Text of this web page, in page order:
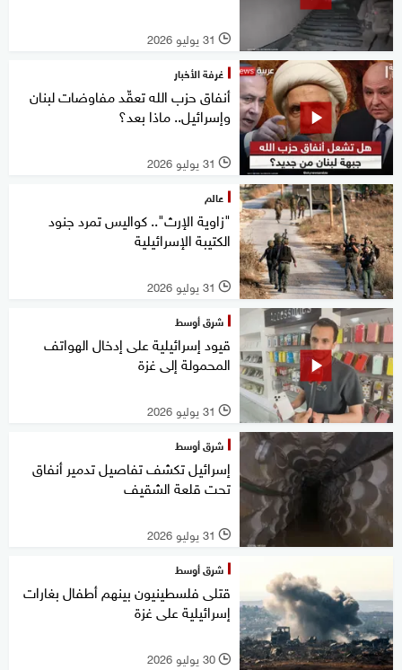
l 31 يوليو 2026
غرفة الأخبار
أنفاق حزب الله تعقّد مفاوضات لبنان
وإسرائيل.. ماذا بعد؟
l 31 يوليو 2026
عالم
"زاوية الإرث".. كواليس تمرد جنود
الكتيبة الإسرائيلية
l 31 يوليو 2026
شرق أوسط
قيود إسرائيلية على إدخال الهواتف
المحمولة إلى غزة
l 31 يوليو 2026
شرق أوسط
إسرائيل تكشف تفاصيل تدمير أنفاق
تحت قلعة الشقيف
l 31 يوليو 2026
شرق أوسط
قتلى فلسطينيون بينهم أطفال بغارات
إسرائيلية على غزة
l 30 يوليو 2026